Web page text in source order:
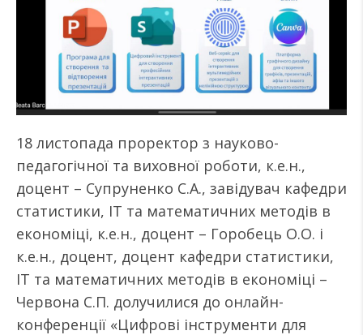
18 листопада проректор з науково-
педагогічної та виховної роботи, к.е.н.,
доцент – Супруненко С.А., завідувач кафедри
статистики, ІТ та математичних методів в
економіці, к.е.н., доцент – Горобець О.О. і
к.е.н., доцент, доцент кафедри статистики,
ІТ та математичних методів в економіці –
Червона С.П. долучилися до онлайн-
конференції «Цифрові інструменти для